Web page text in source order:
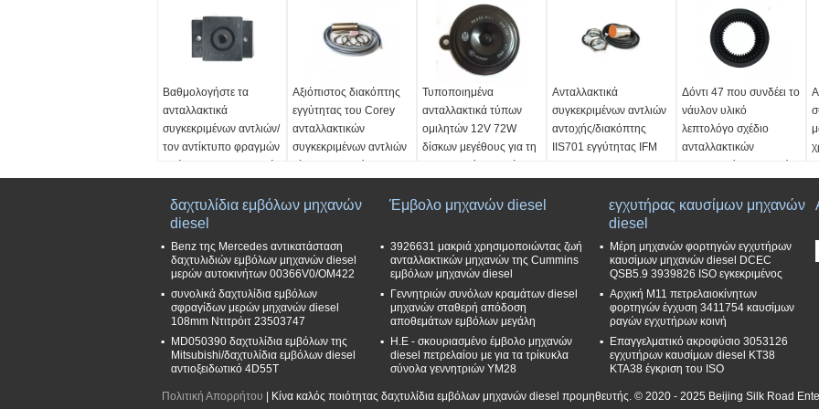
Βαθμολογήστε τα
ανταλλακτικά
συγκεκριμένων αντλιών/
τον αντίκτυπο φραγμών
απόσβεσης - ανθεκτικά
Όνομα Προϊόντος:
Μετριάζοντας φραγμός
μοντέλο:
Είμαι-120
εφαρμογή:
συγκεκριμένη αντλία
Ποιότητα:
Βαθμολογήστε το Α
Αξιόπιστος διακόπτης
εγγύτητας του Corey
ανταλλακτικών
συγκεκριμένων αντλιών
εύκολος να ελέγξει
εγγύτητας
9006
εφαρμογή:
συγκεκριμένη αντλία
Κατάσταση:
100% νέο
Τυποποιημένα
ανταλλακτικά τύπων
ομιλητών 12V 72W
δίσκων μεγέθους για τη
συγκεκριμένη αντλία
Ομιλητής δίσκων
Εξουσία:
Χρήση: φορτηγά
συγκεκριμένων αντλιών
και αντλίες οχημάτων
Ανταλλακτικά
συγκεκριμένων αντλιών
αντοχής/διακόπτης
IIS701 εγγύτητας IFM
συγκεκριμένη αντλία
Δόντι 47 που συνδέει το
νάυλον υλικό
λεπτολόγο σχέδιο
ανταλλακτικών
συγκεκριμένων αντλιών
Υλικό:Νάιλον
αντλία diesel
Τύπος:τύπος 47
δοντιών
δαχτυλίδια εμβόλων μηχανών
diesel
Benz της Mercedes αντικατάσταση
δαχτυλιδιών εμβόλων μηχανών diesel
μερών αυτοκινήτων 00366V0/OM422
συνολικά δαχτυλίδια εμβόλων
σφραγίδων μερών μηχανών diesel
108mm Ντιτρόιτ 23503747
MD050390 δαχτυλίδια εμβόλων της
Mitsubishi/δαχτυλίδια εμβόλων diesel
αντιοξειδωτικό 4D55T
Έμβολο μηχανών diesel
3926631 μακριά χρησιμοποιώντας ζωή
ανταλλακτικών μηχανών της Cummins
εμβόλων μηχανών diesel
Γεννητριών συνόλων κραμάτων diesel
μηχανών σταθερή απόδοση
αποθεμάτων εμβόλων μεγάλη
Η.Ε - σκουριασμένο έμβολο μηχανών
diesel πετρελαίου με για τα τρίκυκλα
σύνολα γεννητριών YM28
εγχυτήρας καυσίμων μηχανών
diesel
Μέρη μηχανών φορτηγών εγχυτήρων
καυσίμων μηχανών diesel DCEC
QSB5.9 3939826 ISO εγκεκριμένος
Αρχική M11 πετρελαιοκίνητων
φορτηγών έγχυση 3411754 καυσίμων
ραγών εγχυτήρων κοινή
Επαγγελματικό ακροφύσιο 3053126
εγχυτήρων καυσίμων diesel KT38
KTA38 έγκριση του ISO
Πολιτική Απορρήτου | Κίνα καλός ποιότητας δαχτυλίδια εμβόλων μηχανών diesel προμηθευτής. © 2020 - 2025 Beijing Silk Road